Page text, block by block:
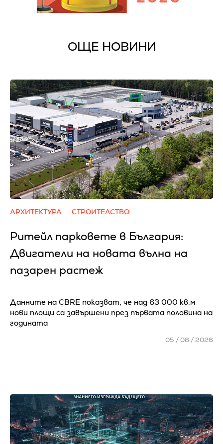
ОЩЕ НОВИНИ
АРХИТЕКТУРА СТРОИТЕЛСТВО
Ритейл парковете в България:
Двигатели на новата вълна на
пазарен растеж
Данните на CBRE показват, че над 63 000 кв.м
нови площи са завършени през първата половина на
годината
05 / 08 / 2026